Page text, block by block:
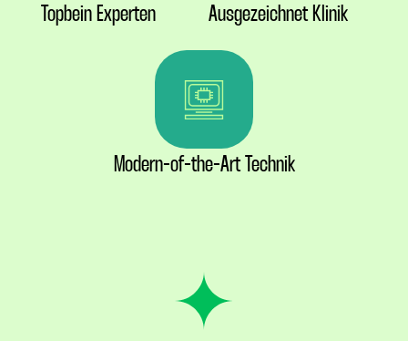
Topbein Experten Ausgezeichnet Klinik
Modern-of-the-Art Technik